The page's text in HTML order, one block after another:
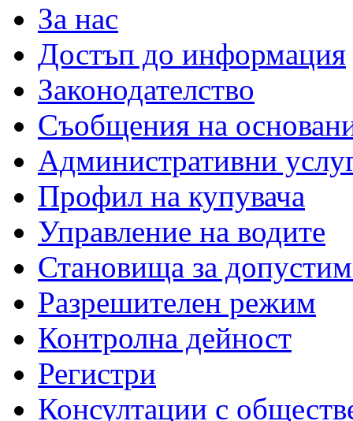
За нас
Достъп до информация
Законодателство
Съобщения на
Административни
Профил на купувача
Управление на водите
Становища за
Разрешителен режим
Контролна дейност
Регистри
Консултации с